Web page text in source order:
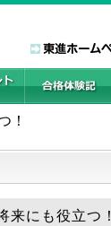
！
にも役立つ！